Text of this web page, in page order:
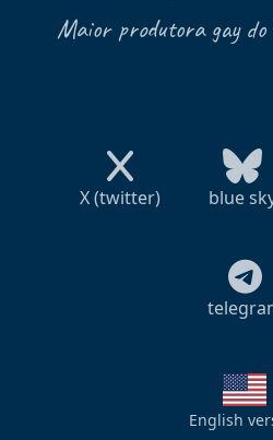
Maior produtora gay
X (twitter) blue
English